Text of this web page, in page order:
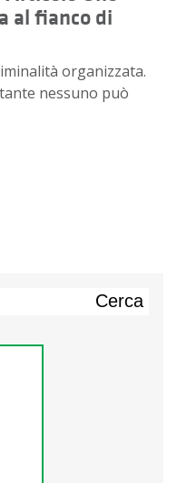
al fianco di
organizzata.
nessuno può
Cerca